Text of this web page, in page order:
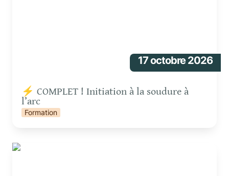
⚡ COMPLET ! Initiation à la soudure à
l’arc
17 octobre 2026
Formation
⚡ Initiation à la soudure à l’arc